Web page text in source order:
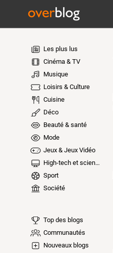
Les plus lus
Cinéma & TV
Musique
Loisirs & Culture
Cuisine
Déco
Beauté & santé
Mode
Jeux & Jeux Vidéo
High-tech et sciences
Sport
Société
Top des blogs
Communautés
Nouveaux blogs